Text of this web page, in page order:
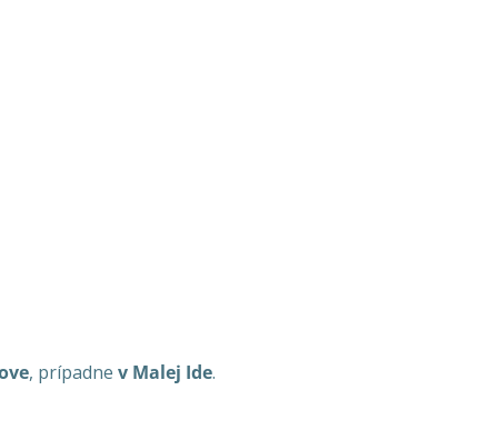
, prípadne v Malej Ide.